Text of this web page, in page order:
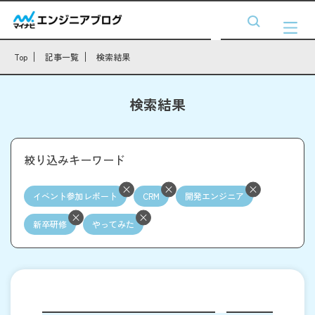
Top 記事一覧 検索結果
検索結果
絞り込みキーワード
イベント参加レポート CRM 開発エンジニア
新卒研修 やってみた